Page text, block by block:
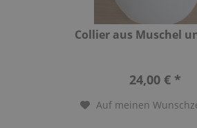
Collier aus Muschel
24,00 € *
Auf meinen